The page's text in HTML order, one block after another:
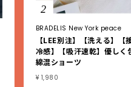
2
BRADELIS New York peace
【LEE別注】【洗える】【
冷感】【吸汗速乾】優しく
綿混ショーツ
¥ 1,980